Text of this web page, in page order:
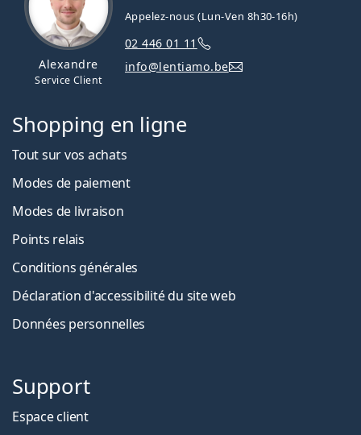
Alexandre
Service Client
Appelez-nous (Lun-Ven 8h30-16h)
02 446 01 11
info@lentiamo.be
Shopping en ligne
Tout sur vos achats
Modes de paiement
Modes de livraison
Points relais
Conditions générales
Déclaration d'accessibilité du site web
Données personnelles
Support
Espace client